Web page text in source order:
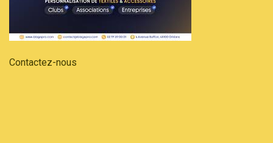
Contactez-nous